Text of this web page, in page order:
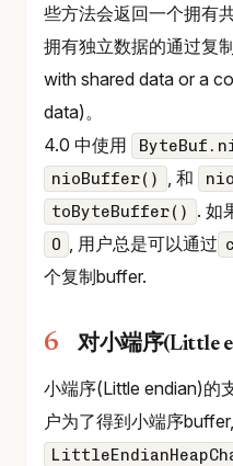
些方法会返回一个拥有
拥有独立数据的通过复
with shared data or a
data)。
4.0 中使用
nioBuffer() , 和
toByteBuffer() . 如
0 , 用户总是可以通过
个复制buffer.
对小端序(Little
小端序(Little endian)的
户为了得到小端序